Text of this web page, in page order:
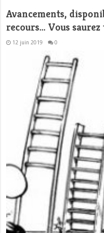
Avancements,
recours… Vous
12 juin 2019 0